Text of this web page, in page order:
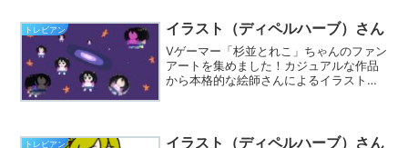
トレビアン イラスト（ディペルハーブ）さん
Vゲーマー「杉並とれこ」ちゃんのファン
アートを集めました！カジュアルな作品
から本格的な絵師さんによるイラストま
トレビアン イラスト（ディペルハーブ）さん